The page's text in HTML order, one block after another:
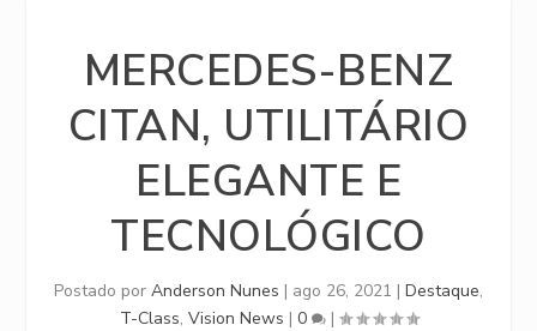
MERCEDES-BENZ
CITAN, UTILITÁRIO
ELEGANTE E
TECNOLÓGICO
Postado por Anderson Nunes | ago 26, 2021 | Destaque,
T-Class, Vision News | 0 |